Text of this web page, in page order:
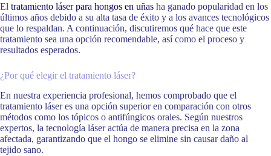
El tratamiento láser para hongos en uñas ha ganado popularidad en los
últimos años debido a su alta tasa de éxito y a los avances tecnológicos
que lo respaldan. A continuación, discutiremos qué hace que este
tratamiento sea una opción recomendable, así como el proceso y
resultados esperados.
¿Por qué elegir el tratamiento láser?
En nuestra experiencia profesional, hemos comprobado que el
tratamiento láser es una opción superior en comparación con otros
métodos como los tópicos o antifúngicos orales. Según nuestros
expertos, la tecnología láser actúa de manera precisa en la zona
afectada, garantizando que el hongo se elimine sin causar daño al
tejido sano.